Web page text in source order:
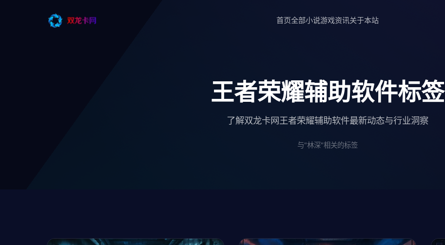
首页全部小说游戏资讯关于本站
王者荣耀辅助软件标签
了解双龙卡网王者荣耀辅助软件最新动态与行业洞察
与"林深"相关的标签